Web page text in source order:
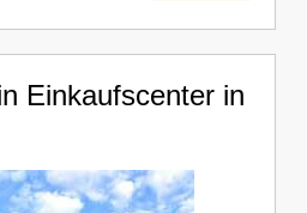
Einkaufscenter in